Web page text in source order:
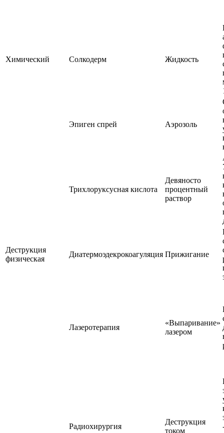
Химический Солкодерм Жидкость
Эпиген спрей Аэрозоль
Трихлоруксусная кислота
Девяносто
процентный
раствор
Деструкция
физическая
Диатермоэдекрокоагуляция Прижигание
Лазеротерапия
«Выпаривание»
лазером
Радиохирургия
Деструкция
током